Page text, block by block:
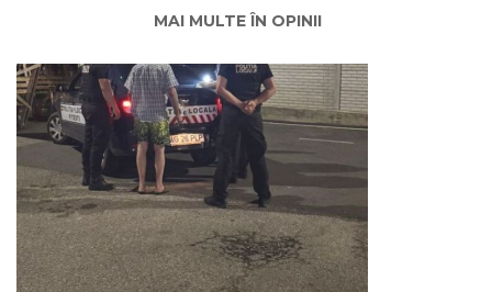
MAI MULTE ÎN OPINII